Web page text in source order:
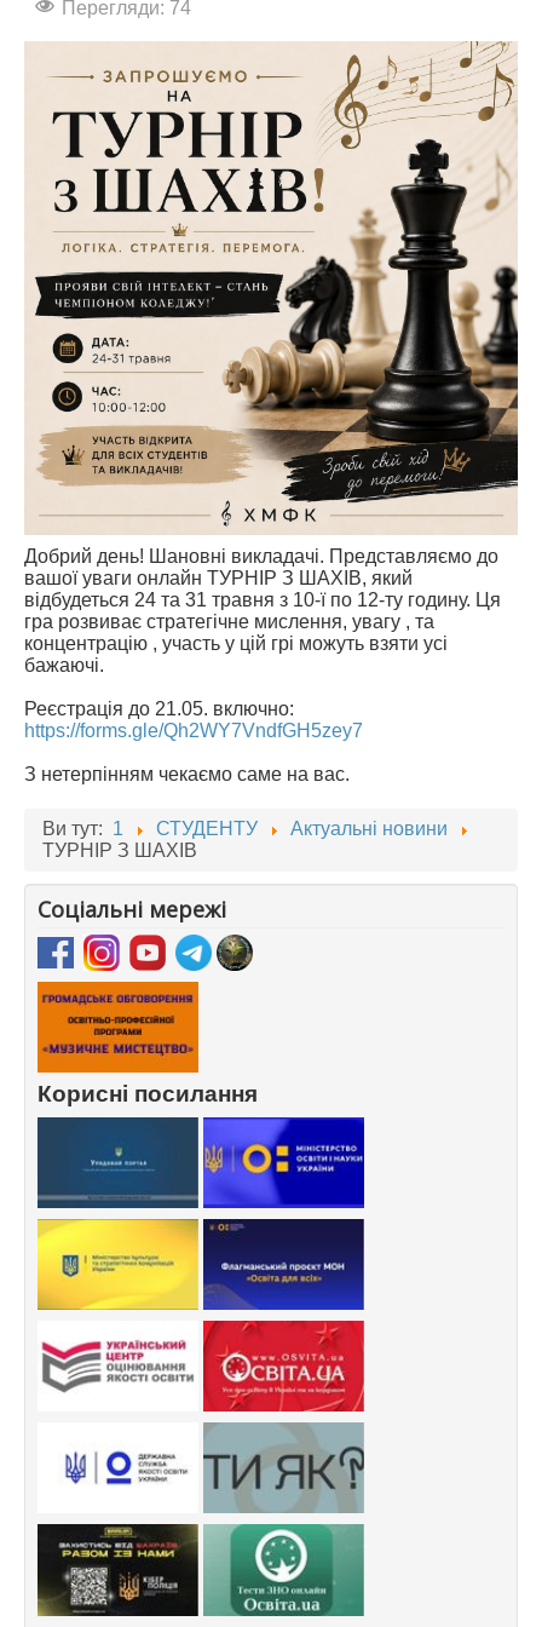
АБІТУРІЄНТУ
СТУДЕНТУ
КАБІНЕТ МЕТОДИСТА
НАВЧАЛЬНО-ВИХОВНА РОБОТА
МИСТЕЦЬКІ ПРОЄКТИ
БІБЛІОТЕКА, ФОНОТЕКА
МИСТЕЦЬКА ШКОЛА ПРИ ХМФК
Перегляди: 74
Добрий день! Шановні викладачі. Представляємо до
вашої уваги онлайн ТУРНІР З ШАХІВ, який
відбудеться 24 та 31 травня з 10-ї по 12-ту годину. Ця
гра розвиває стратегічне мислення, увагу , та
концентрацію , участь у цій грі можуть взяти усі
бажаючі.
Реєстрація до 21.05. включно:
https://forms.gle/Qh2WY7VndfGH5zey7
З нетерпінням чекаємо саме на вас.
Ви тут: 1 СТУДЕНТУ
Актуальні новини
ТУРНІР З ШАХІВ
Соціальні мережі
Корисні посилання